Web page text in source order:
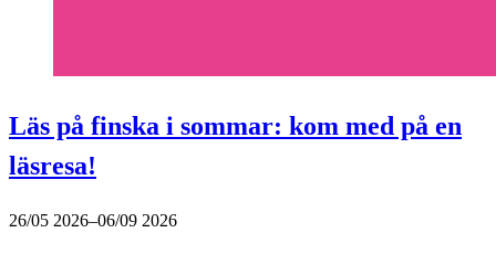
Läs på finska i sommar: kom med på en
läsresa!
26/05 2026–06/09 2026